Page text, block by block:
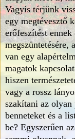
Vagyis térjünk
egy megtévesztő
erőfeszítést
megszüntetésére,
van egy
magatok
hiszen
vagy a rossz
szakítani az
benneteket és a
be? Egyszerűen